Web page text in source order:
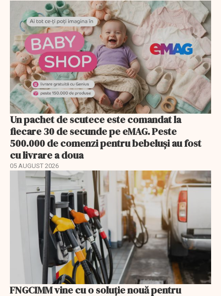
Un pachet de scutece este comandat la
fiecare 30 de secunde pe eMAG. Peste
500.000 de comenzi pentru bebeluși au fost
cu livrare a doua
05 AUGUST 2026
FNGCIMM vine cu o soluție nouă pentru